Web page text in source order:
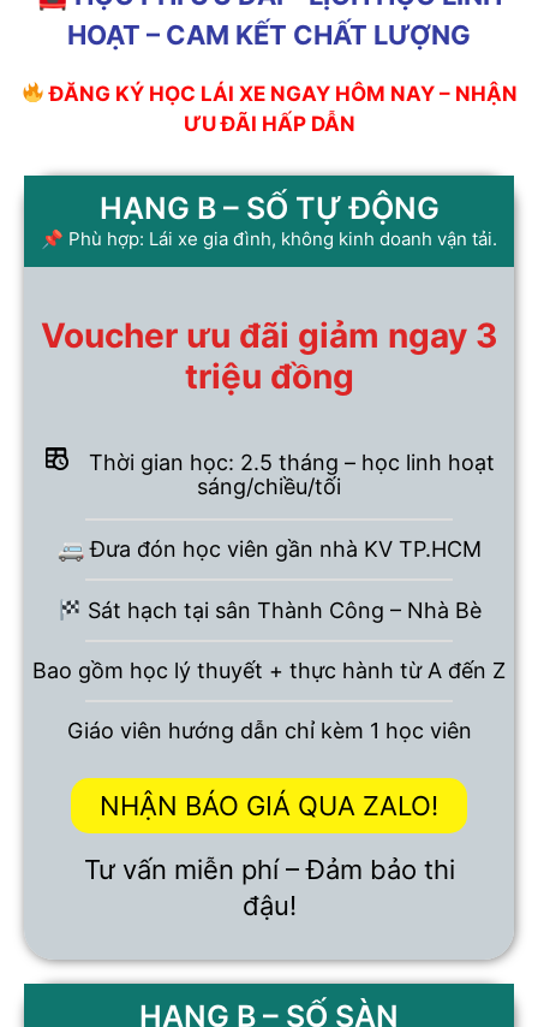
HOẠT – CAM KẾT CHẤT LƯỢNG
ĐĂNG KÝ HỌC LÁI XE NGAY HÔM NAY – NHẬN
ƯU ĐÃI HẤP DẪN
HẠNG B – SỐ TỰ ĐỘNG
📌 Phù hợp: Lái xe gia đình, không kinh doanh vận tải.
Voucher ưu đãi giảm ngay 3
triệu đồng
Thời gian học: 2.5 tháng – học linh hoạt
sáng/chiều/tối
🚐 Đưa đón học viên gần nhà KV TP.HCM
Sát hạch tại sân Thành Công – Nhà Bè
Bao gồm học lý thuyết + thực hành từ A đến Z
Giáo viên hướng dẫn chỉ kèm 1 học viên
NHẬN BÁO GIÁ QUA ZALO!
Tư vấn miễn phí – Đảm bảo thi
đậu!
HẠNG B – SỐ SÀN